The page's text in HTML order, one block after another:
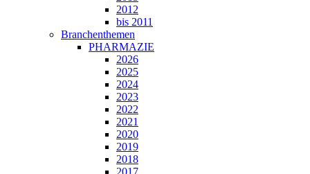
2012
bis 2011
Branchenthemen
PHARMAZIE
2026
2025
2024
2023
2022
2021
2020
2019
2018
2017